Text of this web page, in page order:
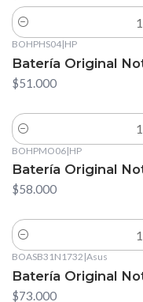
Cantidad
BOHPHS04|HP
Batería Original
$51.000
Cantidad
BOHPMO06|HP
Batería Original
$58.000
Cantidad
BOASB31N1732 |Asus
Batería Original
$73.000